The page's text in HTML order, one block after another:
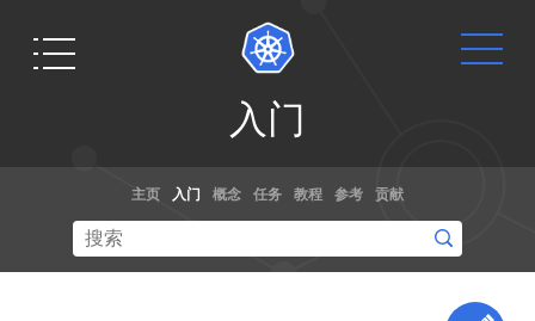
Started
Ready to get
文档
示例和参考
博客
kubernetes
入门
主页 入门 概念 任务 教程 参考 贡献
Kubernetes
和